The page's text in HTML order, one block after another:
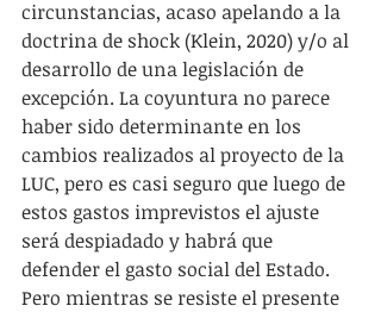
circunstancias, acaso apelando a la
doctrina de shock (Klein, 2020) y/o al
desarrollo de una legislación de
excepción. La coyuntura no parece
haber sido determinante en los
cambios realizados al proyecto de la
LUC, pero es casi seguro que luego de
estos gastos imprevistos el ajuste
será despiadado y habrá que
defender el gasto social del Estado.
Pero mientras se resiste el presente